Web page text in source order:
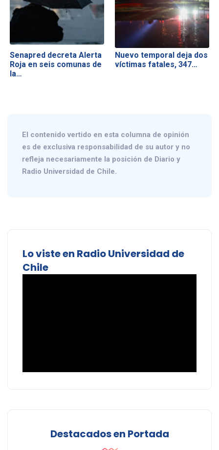
Senapred decreta Alerta
Roja en seis comunas de
la…
Nuevo temporal deja dos
víctimas fatales, 347…
El contenido vertido en esta columna de opinión
es de exclusiva responsabilidad de su autor y no
refleja necesariamente la posición de Diario y
Radio Universidad de Chile.
Lo viste en Radio Universidad de
Chile
Destacados en Portada